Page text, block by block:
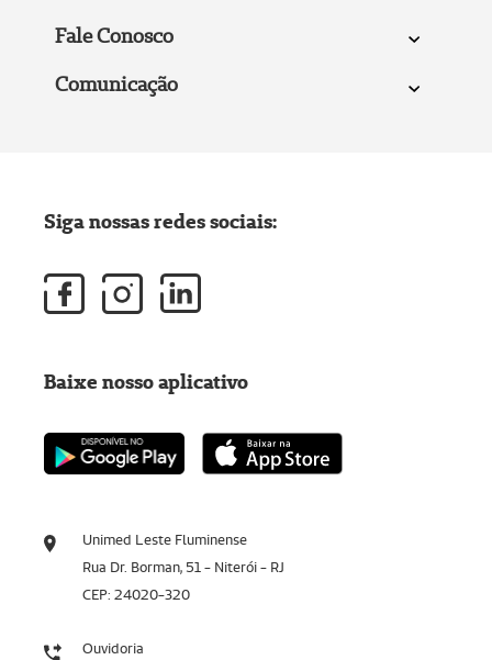
Fale Conosco
Comunicação
Unimed Leste Fluminense
Rua Dr. Borman, 51 - Niterói - RJ
CEP: 24020-320
Ouvidoria
Siga nossas redes sociais:
Baixe nosso aplicativo